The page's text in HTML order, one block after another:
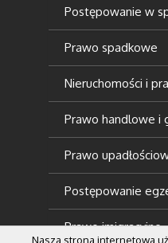
Postępowanie w
Prawo spadkowe
Nieruchomości i
Prawo handlowe i
Prawo
Postępowanie
Prawo imigracyjne
Nasza strona internetowa